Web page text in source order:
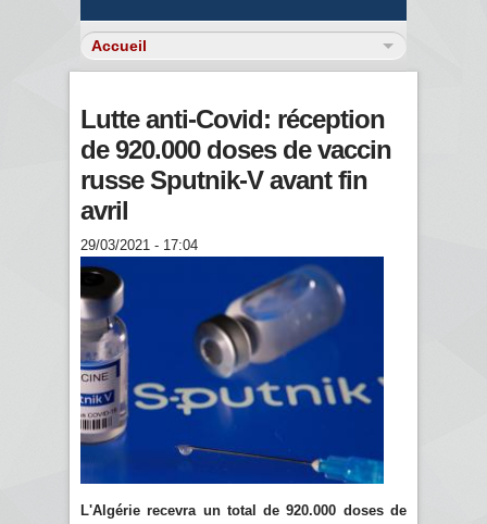
Lutte anti-Covid: réception
de 920.000 doses de vaccin
russe Sputnik-V avant fin
avril
29/03/2021 - 17:04
L'Algérie recevra un total de 920.000 doses de